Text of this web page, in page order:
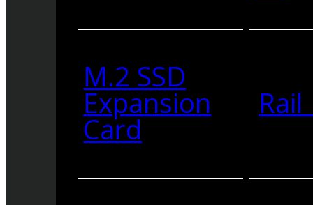
M.2 SSD
Expansion
Card